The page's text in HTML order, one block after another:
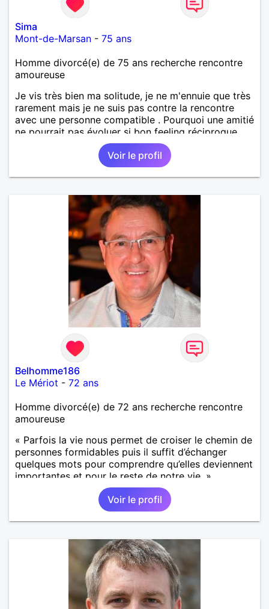
Sima
Mont-de-Marsan - 75 ans
Homme divorcé(e) de 75 ans recherche rencontre
amoureuse
Je vis très bien ma solitude, je ne m'ennuie que très
rarement mais je ne suis pas contre la rencontre
avec une personne compatible . Pourquoi une amitié
ne pourrait pas évoluer si bon feeling réciproque...
Je recherche de la proximité car je ne souhaite pas
vivre sous le même toit.Voir le profil
Belhomme186
Le Mériot - 72 ans
Homme divorcé(e) de 72 ans recherche rencontre
amoureuse
« Parfois la vie nous permet de croiser le chemin de
personnes formidables puis il suffit d’échanger
quelques mots pour comprendre qu’elles deviennent
importantes et pour le reste de notre vie. »
Voir le profil